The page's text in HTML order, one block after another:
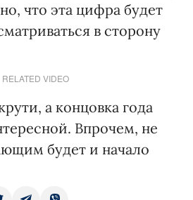
что эта цифра будет
в сторону
RELATED VIDEO
а концовка года
Впрочем, не
будет и начало